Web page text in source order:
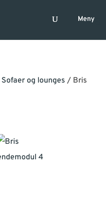
Sofaer og lounges / Bris